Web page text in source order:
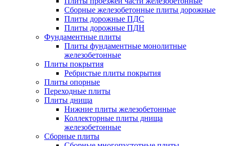
Сборные железобетонные плиты дорожные
Плиты дорожные ПДС
Плиты дорожные ПДН
Фундаментные плиты
Плиты фундаментные монолитные
железобетонные
Плиты покрытия
Ребристые плиты покрытия
Плиты опорные
Переходные плиты
Плиты днища
Нижние плиты железобетонные
Коллекторные плиты днища
железобетонные
Сборные плиты